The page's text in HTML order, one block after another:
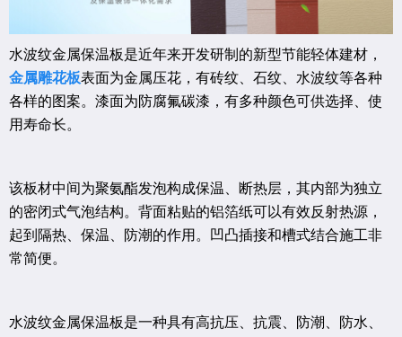
水波纹金属保温板是近年来开发研制的新型节能轻体建材，
金属雕花板表面为金属压花，有砖纹、石纹、水波纹等各种
各样的图案。漆面为防腐氟碳漆，有多种颜色可供选择、使
用寿命长。
该板材中间为聚氨酯发泡构成保温、断热层，其内部为独立
的密闭式气泡结构。背面粘贴的铝箔纸可以有效反射热源，
起到隔热、保温、防潮的作用。凹凸插接和槽式结合施工非
常简便。
水波纹金属保温板是一种具有高抗压、抗震、防潮、防水、